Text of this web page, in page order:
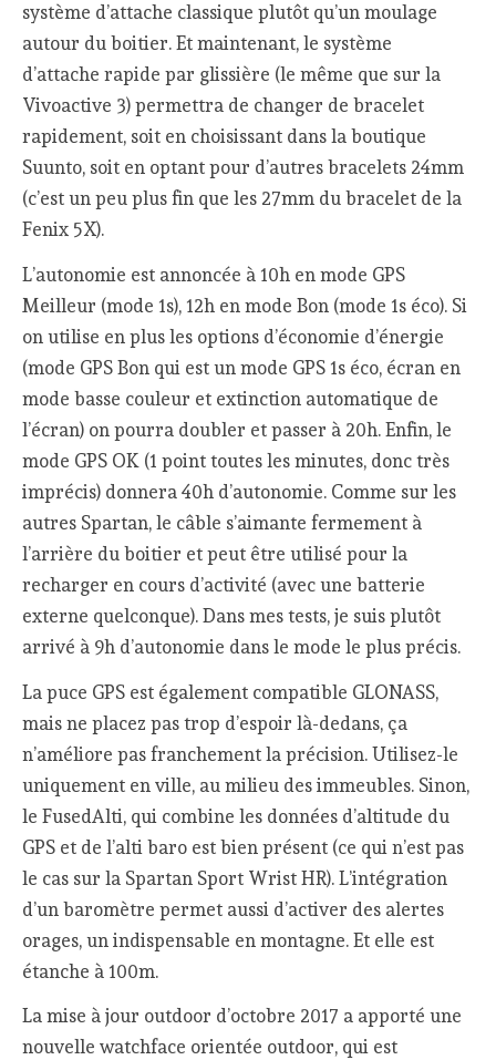
système d’attache classique plutôt qu’un moulage
autour du boitier. Et maintenant, le système
d’attache rapide par glissière (le même que sur la
Vivoactive 3) permettra de changer de bracelet
rapidement, soit en choisissant dans la boutique
Suunto, soit en optant pour d’autres bracelets 24mm
(c’est un peu plus fin que les 27mm du bracelet de la
Fenix 5X).
L’autonomie est annoncée à 10h en mode GPS
Meilleur (mode 1s), 12h en mode Bon (mode 1s éco). Si
on utilise en plus les options d’économie d’énergie
(mode GPS Bon qui est un mode GPS 1s éco, écran en
mode basse couleur et extinction automatique de
l’écran) on pourra doubler et passer à 20h. Enfin, le
mode GPS OK (1 point toutes les minutes, donc très
imprécis) donnera 40h d’autonomie. Comme sur les
autres Spartan, le câble s’aimante fermement à
l’arrière du boitier et peut être utilisé pour la
recharger en cours d’activité (avec une batterie
externe quelconque). Dans mes tests, je suis plutôt
arrivé à 9h d’autonomie dans le mode le plus précis.
La puce GPS est également compatible GLONASS,
mais ne placez pas trop d’espoir là-dedans, ça
n’améliore pas franchement la précision. Utilisez-le
uniquement en ville, au milieu des immeubles. Sinon,
le FusedAlti, qui combine les données d’altitude du
GPS et de l’alti baro est bien présent (ce qui n’est pas
le cas sur la Spartan Sport Wrist HR). L’intégration
d’un baromètre permet aussi d’activer des alertes
orages, un indispensable en montagne. Et elle est
étanche à 100m.
La mise à jour outdoor d’octobre 2017 a apporté une
nouvelle watchface orientée outdoor, qui est